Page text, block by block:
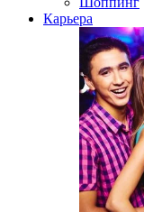
Карьера